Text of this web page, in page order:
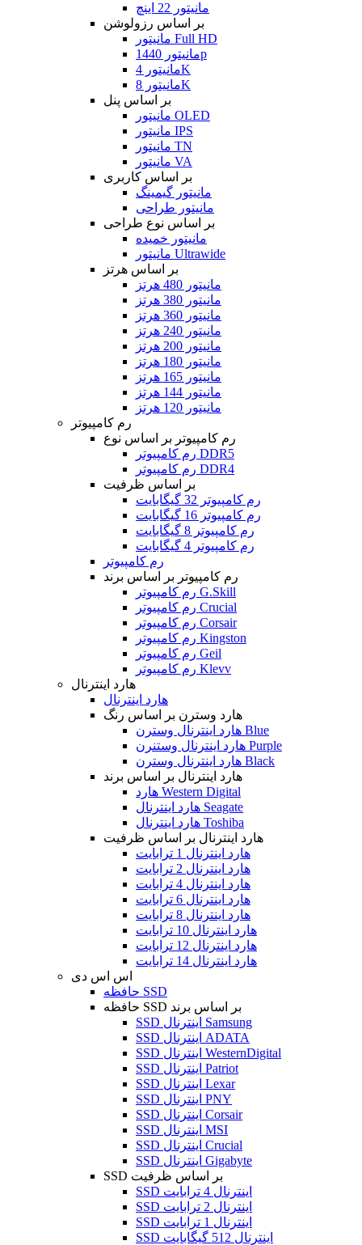
مانیتور 22 اینچ
بر اساس رزولوشن
مانیتور Full HD
مانیتور 1440p
مانیتور 4K
مانیتور 8K
بر اساس پنل
مانیتور OLED
مانیتور IPS
مانیتور TN
مانیتور VA
بر اساس کاربری
مانیتور گیمینگ
مانیتور طراحی
بر اساس نوع طراحی
مانیتور خمیده
مانیتور Ultrawide
بر اساس هرتز
مانیتور 480 هرتز
مانیتور 380 هرتز
مانیتور 360 هرتز
مانیتور 240 هرتز
مانیتور 200 هرتز
مانیتور 180 هرتز
مانیتور 165 هرتز
مانیتور 144 هرتز
مانیتور 120 هرتز
رم کامپیوتر
رم کامپیوتر بر اساس نوع
رم کامپیوتر DDR5
رم کامپیوتر DDR4
بر اساس ظرفیت
رم کامپیوتر 32 گیگابایت
رم کامپیوتر 16 گیگابایت
رم کامپیوتر 8 گیگابایت
رم کامپیوتر 4 گیگابایت
رم کامپیوتر
رم کامپیوتر بر اساس برند
رم کامپیوتر G.Skill
رم کامپیوتر Crucial
رم کامپیوتر Corsair
رم کامپیوتر Kingston
رم کامپیوتر Geil
رم کامپیوتر Klevv
هارد اینترنال
هارد اینترنال
هارد وسترن بر اساس رنگ
هارد اینترنال وسترن Blue
هارد اینترنال وستنرن Purple
هارد اینترنال وسترن Black
هارد اینترنال بر اساس برند
هارد Western Digital
هارد اینترنال Seagate
هارد اینترنال Toshiba
هارد اینترنال بر اساس ظرفیت
هارد اینترنال 1 ترابایت
هارد اینترنال 2 ترابایت
هارد اینترنال 4 ترابایت
هارد اینترنال 6 ترابایت
هارد اینترنال 8 ترابایت
هارد اینترنال 10 ترابایت
هارد اینترنال 12 ترابایت
هارد اینترنال 14 ترابایت
اس اس دی
حافظه SSD
حافظه SSD بر اساس برند
SSD اینترنال Samsung
SSD اینترنال ADATA
SSD اینترنال WesternDigital
SSD اینترنال Patriot
SSD اینترنال Lexar
SSD اینترنال PNY
SSD اینترنال Corsair
SSD اینترنال MSI
SSD اینترنال Crucial
SSD اینترنال Gigabyte
SSD بر اساس ظرفیت
SSD اینترنال 4 ترابایت
SSD اینترنال 2 ترابایت
SSD اینترنال 1 ترابایت
SSD اینترنال 512 گیگابایت